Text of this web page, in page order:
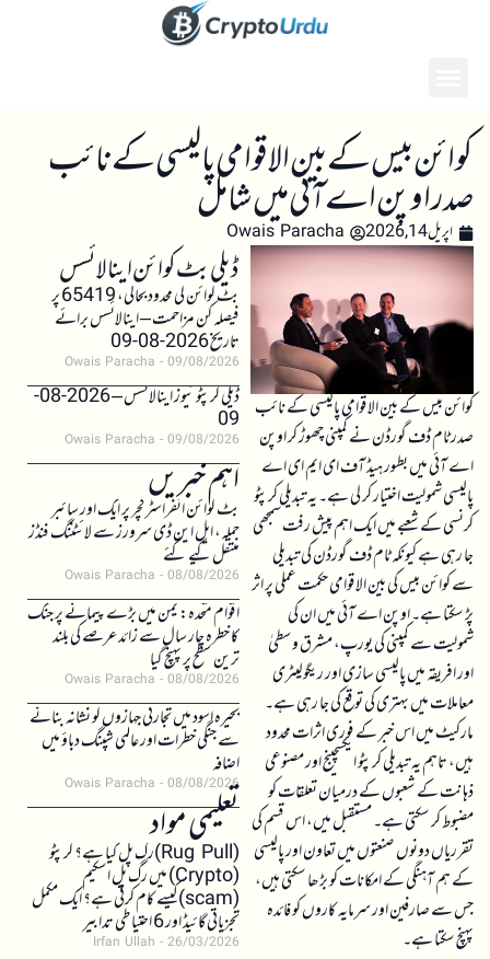
کوائن بیس کے بین الاقوامی پالیسی کے نائب
صدر اوپن اے آئی میں شامل
اپریل 14, 2026 Owais Paracha
کوائن بیس کے بین الاقوامی پالیسی کے نائب
صدر ٹام ڈف گورڈن نے کمپنی چھوڑ کر اوپن
اے آئی میں بطور ہیڈ آف ای ایم ای اے
پالیسی شمولیت اختیار کر لی ہے۔ یہ تبدیلی کرپٹو
کرنسی کے شعبے میں ایک اہم پیش رفت سمجھی
جا رہی ہے کیونکہ ٹام ڈف گورڈن کی تبدیلی
سے کوائن بیس کی بین الاقوامی حکمت عملی پر اثر
پڑ سکتا ہے۔ اوپن اے آئی میں ان کی
شمولیت سے کمپنی کی یورپ، مشرق وسطیٰ
اور افریقہ میں پالیسی سازی اور ریگولیٹری
معاملات میں بہتری کی توقع کی جا رہی ہے۔
مارکیٹ میں اس خبر کے فوری اثرات محدود
ہیں، تاہم یہ تبدیلی کرپٹو ایکسچینج اور مصنوعی
ذہانت کے شعبوں کے درمیان تعلقات کو
مضبوط کر سکتی ہے۔ مستقبل میں، اس قسم کی
تقرریاں دونوں صنعتوں میں تعاون اور پالیسی
کے ہم آہنگی کے امکانات کو بڑھا سکتی ہیں،
جس سے صارفین اور سرمایہ کاروں کو فائدہ
پہنچ سکتا ہے۔
ڈیلی بٹ کوائن اینالائسس
بٹ کوائن کی محدود بحالی، 65419 پر
فیصلہ کن مزاحمت – اینالائسس برائے
تاریخ 2026-08-09
Owais Paracha 09/08/2026
ڈیلی کرپٹو نیوز اینالائسس – 2026-08-
09
Owais Paracha 09/08/2026
اہم خبریں
بٹ کوائن انفراسٹرکچر پر ایک اور سائبر
حملہ، ایل این ڈی سرورز سے لائٹننگ فنڈز
منتقل کیے گئے
Owais Paracha 08/08/2026
اقوام متحدہ: یمن میں بڑے پیمانے پر جنگ
کا خطرہ چار سال سے زائد عرصے کی بلند
ترین سطح پر پہنچ گیا
Owais Paracha 08/08/2026
بحیرہ اسود میں تجارتی جہازوں کو نشانہ بنانے
سے جنگی خطرات اور عالمی شپنگ دباؤ میں
اضافہ
Owais Paracha 08/08/2026
تعلیمی مواد(Rug Pull)رگ پل کیا ہے؟ کرپٹو
(Crypto) میں رگ پل اسکیم
(scam)کیسے کام کرتی ہے؟ ایک مکمل
تجزیاتی گائیڈ اور 6 احتیاطی تدابیر
Irfan Ullah 26/03/2026